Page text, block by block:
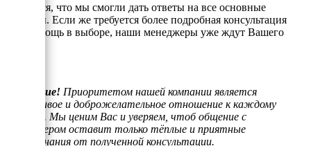
Надеемся, что мы смогли дать ответы на все основные
вопросы. Если же требуется более подробная консультация
или помощь в выборе, наши менеджеры уже ждут Вашего
Внимание! Приоритетом нашей компании является
отзывчивое и доброжелательное отношение к каждому
клиенту. Мы ценим Вас и уверяем, чтоб общение с
менеджером оставит только тёплые и приятные
воспоминания от полученной консультации.